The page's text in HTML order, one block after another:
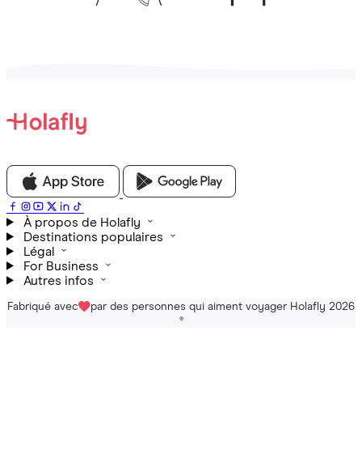
À propos de Holafly
Destinations populaires
Légal
For Business
Autres infos
Fabriqué avec par des personnes qui aiment voyager Holafly 2026
®